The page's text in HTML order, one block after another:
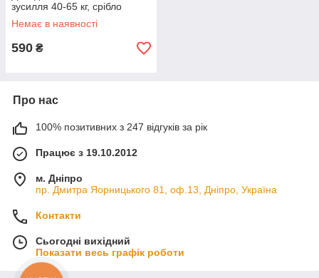
зусилля 40-65 кг, срібло
Немає в наявності
590 ₴
Про нас
100% позитивних з 247 відгуків за рік
Працює з 19.10.2012
м. Дніпро
пр. Дмитра Яорницького 81, оф.13, Дніпро, Україна
Контакти
Сьогодні вихідний
Показати весь графік роботи